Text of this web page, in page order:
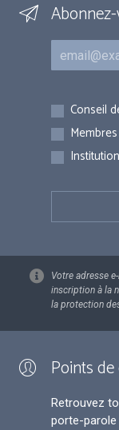
Courriel
Inscriptions
Conseil
Votre adresse
inscription à la
la protection
Points
Retrouvez
porte-